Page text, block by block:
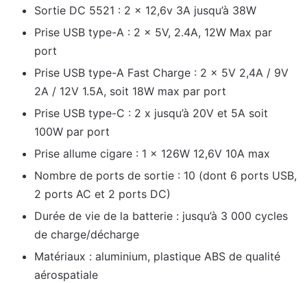
Sortie DC 5521 : 2 x 12,6v 3A jusqu’à 38W
Prise USB type-A : 2 x 5V, 2.4A, 12W Max par
port
Prise USB type-A Fast Charge : 2 x 5V 2,4A / 9V
2A / 12V 1.5A, soit 18W max par port
Prise USB type-C : 2 x jusqu’à 20V et 5A soit
100W par port
Prise allume cigare : 1 x 126W 12,6V 10A max
Nombre de ports de sortie : 10 (dont 6 ports USB,
2 ports AC et 2 ports DC)
Durée de vie de la batterie : jusqu’à 3 000 cycles
de charge/décharge
Matériaux : aluminium, plastique ABS de qualité
aérospatiale